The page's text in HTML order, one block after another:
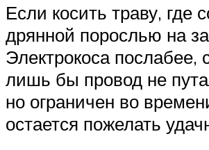
Если косить траву,
дрянной порослью на
Электрокоса послабее,
лишь бы провод не
но ограничен во
остается пожелать